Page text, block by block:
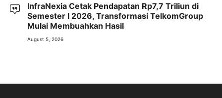
InfraNexia Cetak Pendapatan Rp7,7 Triliun di
Semester I 2026, Transformasi TelkomGroup
Mulai Membuahkan Hasil
August 5, 2026